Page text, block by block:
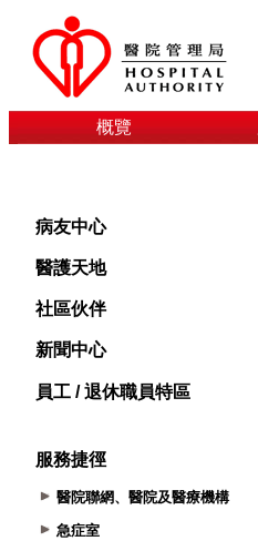
概覽
病友中心
醫護天地
社區伙伴
新聞中心
員工 / 退休職員特區
服務捷徑
醫院聯網、醫院及醫療機構
急症室